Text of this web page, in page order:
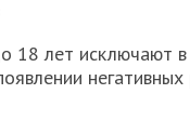
18 лет исключают в
негативных